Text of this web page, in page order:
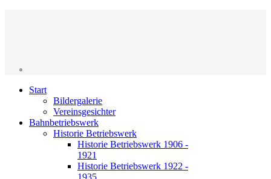
Start
Bildergalerie
Vereinsgesichter
Bahnbetriebswerk
Historie Betriebswerk
Historie Betriebswerk 1906 -
1921
Historie Betriebswerk 1922 -
1935